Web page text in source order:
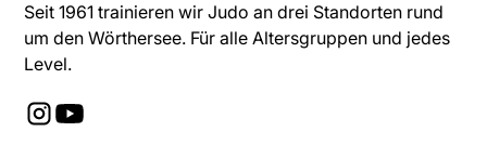
Seit 1961 trainieren wir Judo an drei Standorten rund
um den Wörthersee. Für alle Altersgruppen und jedes
Level.